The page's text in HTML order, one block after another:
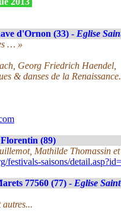
d'Ornon (33) - Eglise
… »
Georg Friedrich Haendel,
& danses de la Renaissance.
(89)
Mathilde Thomassin
festivals-saisons/
77560 (77) - Eglise